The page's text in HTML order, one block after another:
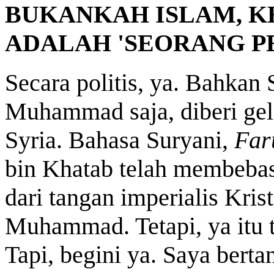
BUKANKAH ISLAM,
ADALAH 'SEORANG
Secara politis, ya. Bahkan
Muhammad saja, diberi
Syria. Bahasa Suryani,
bin Khatab telah
dari tangan imperialis
Muhammad. Tetapi, ya itu
Tapi, begini ya. Saya